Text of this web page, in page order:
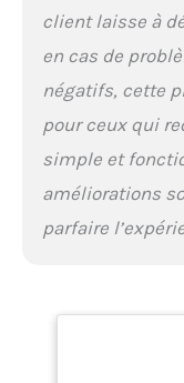
client laisse à
en cas de
négatifs, cette
pour ceux qui
simple et
améliorations
parfaire